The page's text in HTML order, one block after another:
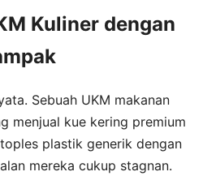
Kuliner dengan
Sebuah UKM makanan
menjual kue kering premium
plastik generik dengan
mereka cukup stagnan.